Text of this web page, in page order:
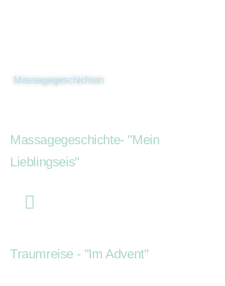
Massagegeschichten
Massagegeschichte- "Mein
Lieblingseis"
Traumreise - "Im Advent"